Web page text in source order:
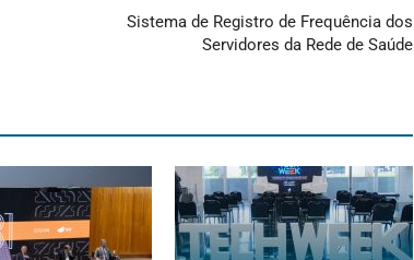
Sistema de Registro de Frequência dos
Servidores da Rede de Saúde